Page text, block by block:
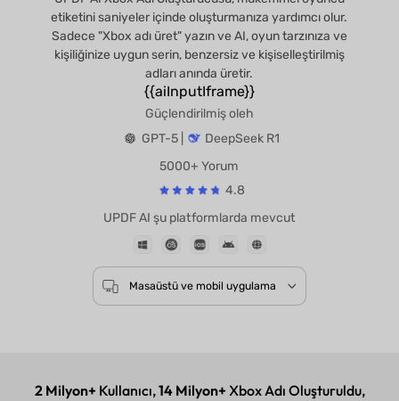
etiketini saniyeler içinde oluşturmanıza yardımcı olur.
Sadece "Xbox adı üret" yazın ve AI, oyun tarzınıza ve
kişiliğinize uygun serin, benzersiz ve kişiselleştirilmiş
adları anında üretir.
{{aiInputIframe}}
Güçlendirilmiş oleh
5000+ Yorum
4.8
UPDF AI şu platformlarda mevcut
2 Milyon+ Kullanıcı,14 Milyon+ Xbox Adı Oluşturuldu,